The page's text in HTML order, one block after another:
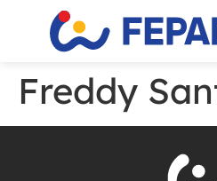
Freddy